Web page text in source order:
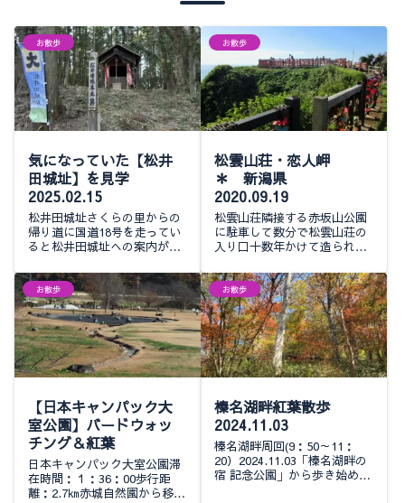
お散歩
気になっていた【松井
田城址】を見学
2025.02.15
松井田城址さくらの里からの
帰り道に国道18号を走ってい
ると松井田城址への案内が見
ていたというので今日は寄っ
てみました幹線道路からの入
り口にもしっかり看板が立っ
ているので迷...
お散歩
松雲山荘・恋人岬
＊ 新潟県
2020.09.19
松雲山荘隣接する赤坂山公園
に駐車して数分で松雲山荘の
入り口十数年かけて造られた
プが恒例となっている今年は
2020年10月31日（土）～11月
29日（日）の日没から午後9
時まで...
お散歩
【日本キャンパック大
室公園】バードウォッ
チング＆紅葉
日本キャンパック大室公園滞
在時間：１：36：00歩行距
離：2.7㎞赤城自然園から移動
お散歩
榛名湖畔紅葉散歩
2024.11.03
榛名湖畔周回(9：50～11：
20）2024.11.03「榛名湖畔の
宿 記念公園」から歩き始めま